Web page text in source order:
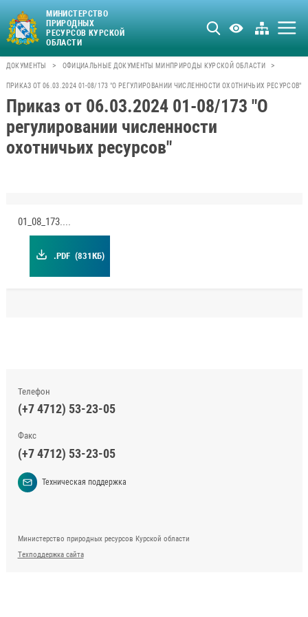
МИНИСТЕРСТВО
ПРИРОДНЫХ
РЕСУРСОВ КУРСКОЙ
ОБЛАСТИ
ДОКУМЕНТЫ > ОФИЦИАЛЬНЫЕ ДОКУМЕНТЫ МИНПРИРОДЫ КУРСКОЙ ОБЛАСТИ >
ПРИКАЗ ОТ 06.03.2024 01-08/173 "О РЕГУЛИРОВАНИИ ЧИСЛЕННОСТИ ОХОТНИЧЬИХ РЕСУРСОВ"
Приказ от 06.03.2024 01-08/173 "О
регулировании численности
охотничьих ресурсов"
01_08_173.pdf
.PDF (831КБ)
Телефон
(+7 4712) 53-23-05
Факс
(+7 4712) 53-23-05
Техническая поддержка
Министерство природных ресурсов Курской области
Техподдержка сайта